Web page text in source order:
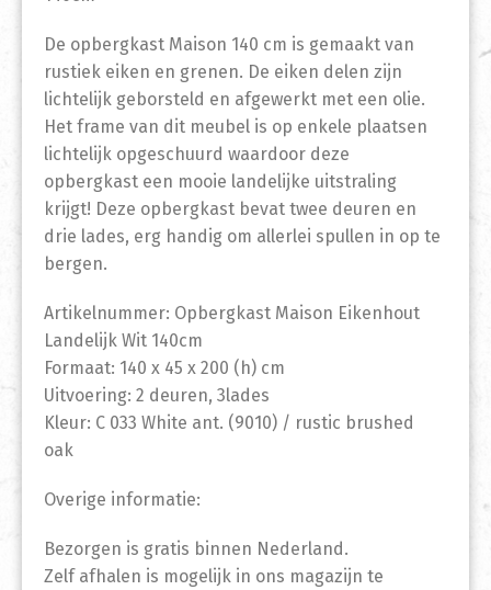
De opbergkast Maison 140 cm is gemaakt van
rustiek eiken en grenen. De eiken delen zijn
lichtelijk geborsteld en afgewerkt met een olie.
Het frame van dit meubel is op enkele plaatsen
lichtelijk opgeschuurd waardoor deze
opbergkast een mooie landelijke uitstraling
krijgt! Deze opbergkast bevat twee deuren en
drie lades, erg handig om allerlei spullen in op te
bergen.
Artikelnummer: Opbergkast Maison Eikenhout
Landelijk Wit 140cm
Formaat: 140 x 45 x 200 (h) cm
Uitvoering: 2 deuren, 3lades
Kleur: C 033 White ant. (9010) / rustic brushed
oak
Overige informatie:
Bezorgen is gratis binnen Nederland.
Zelf afhalen is mogelijk in ons magazijn te